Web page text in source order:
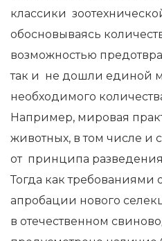
классики
обосновываясь
возможностью
так и не дошли единой
необходимого
Например, мировая
животных, в том числе и
от принципа
Тогда как требованиями
апробации нового
в отечественном